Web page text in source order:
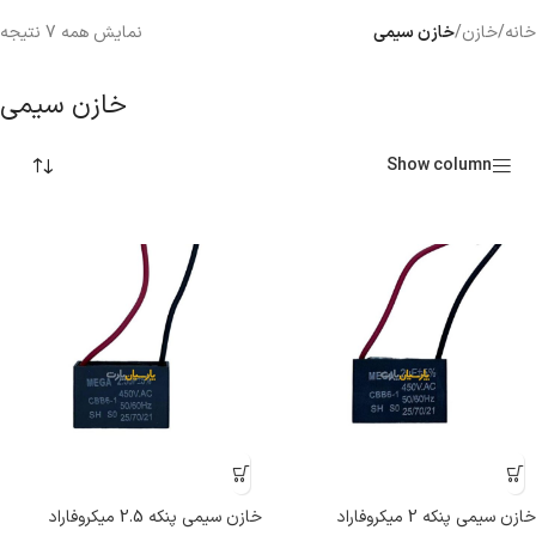
خانه/خازن/خازن سیمی نمایش همه 7 نتیجه
خازن سیمی
Show column
خازن سیمی پنکه 2 میکروفاراد
خازن سیمی پنکه 2.5 میکروفاراد